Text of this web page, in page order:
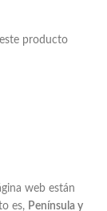
producto
web están
es, Península y